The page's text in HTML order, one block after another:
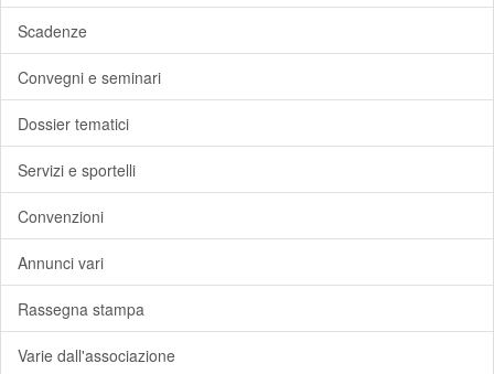
Scadenze
Convegni e seminari
Dossier tematici
Servizi e sportelli
Convenzioni
Annunci vari
Rassegna stampa
Varie dall'associazione